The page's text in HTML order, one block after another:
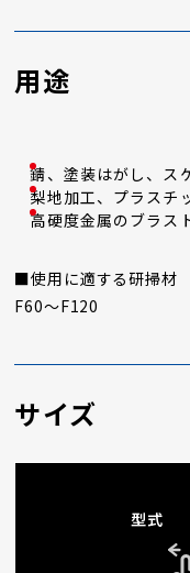
用途
錆、塗装はがし、ス
梨地加工、プラスチ
高硬度金属のブラス
■使用に適する研掃材
F60～F120
サイズ
型式